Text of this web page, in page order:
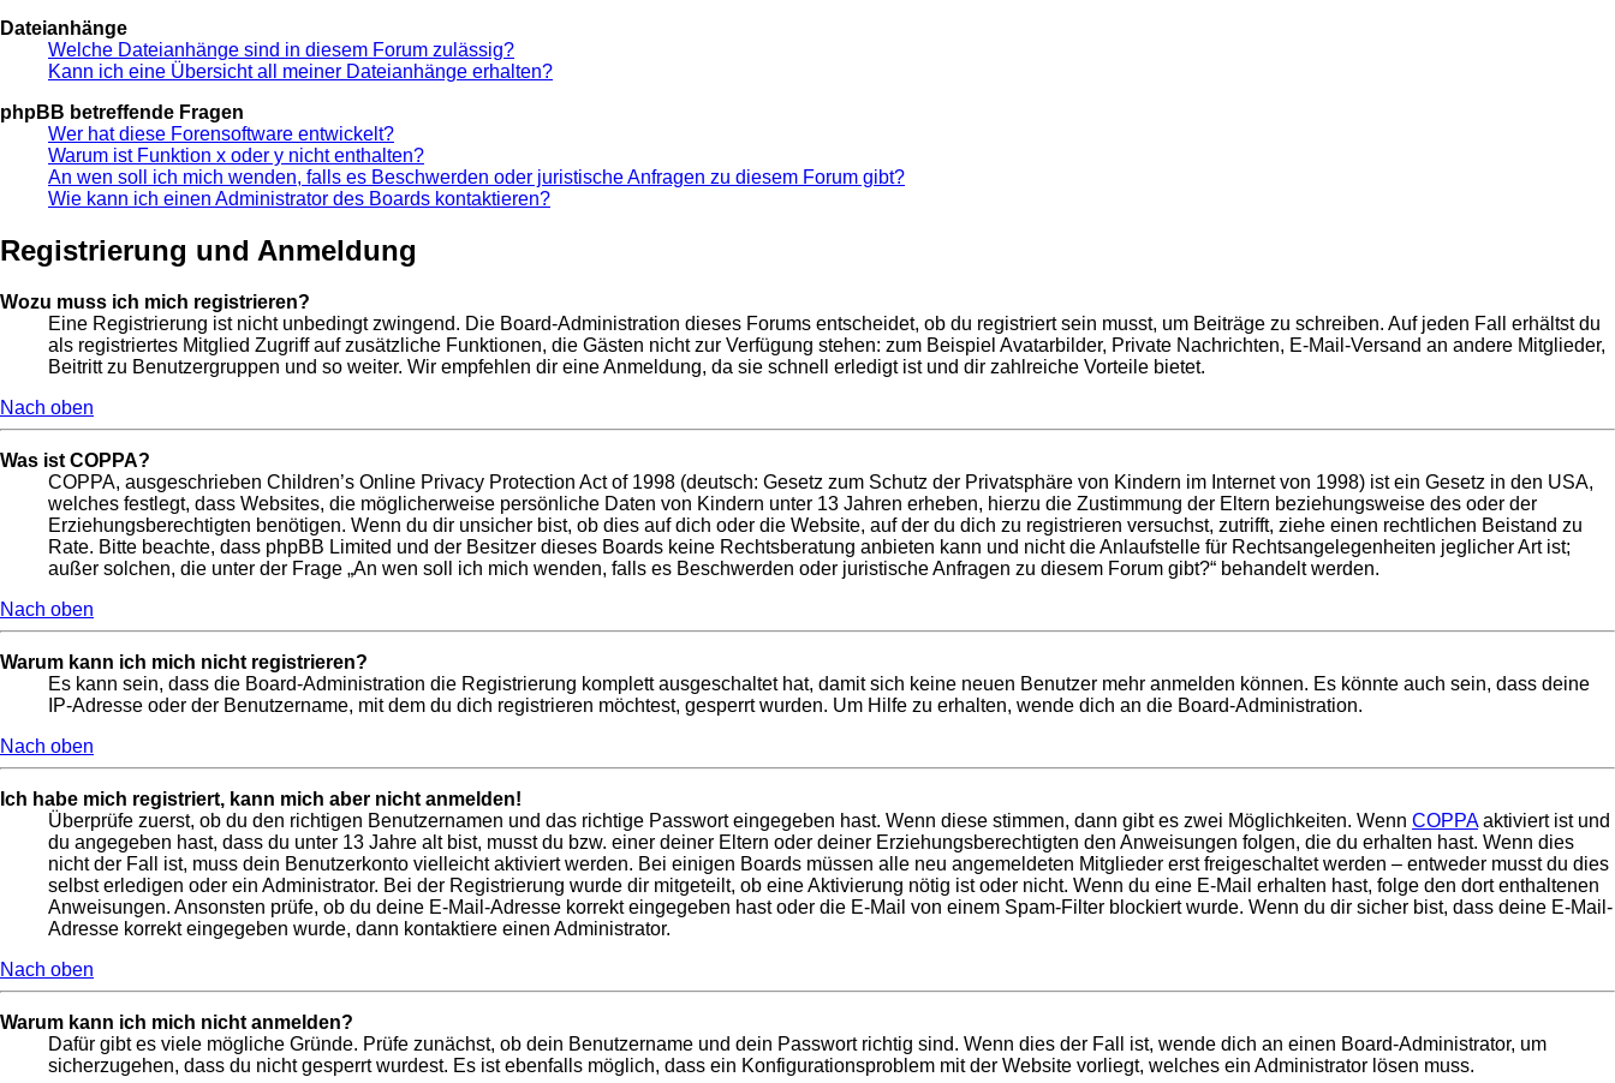
Dateianhänge
Welche Dateianhänge sind in diesem Forum zulässig?
Kann ich eine Übersicht all meiner Dateianhänge erhalten?
phpBB betreffende Fragen
Wer hat diese Forensoftware entwickelt?
Warum ist Funktion x oder y nicht enthalten?
An wen soll ich mich wenden, falls es Beschwerden oder juristische Anfragen zu diesem Forum gibt?
Wie kann ich einen Administrator des Boards kontaktieren?
Registrierung und Anmeldung
Wozu muss ich mich registrieren?
Eine Registrierung ist nicht unbedingt zwingend. Die Board-Administration dieses Forums entscheidet, ob du registriert sein musst, um Beiträge zu schreiben. Auf jeden Fall erhältst du
als registriertes Mitglied Zugriff auf zusätzliche Funktionen, die Gästen nicht zur Verfügung stehen: zum Beispiel Avatarbilder, Private Nachrichten, E-Mail-Versand an andere Mitglieder,
Beitritt zu Benutzergruppen und so weiter. Wir empfehlen dir eine Anmeldung, da sie schnell erledigt ist und dir zahlreiche Vorteile bietet.
Nach oben
Was ist COPPA?
COPPA, ausgeschrieben Children’s Online Privacy Protection Act of 1998 (deutsch: Gesetz zum Schutz der Privatsphäre von Kindern im Internet von 1998) ist ein Gesetz in den USA,
welches festlegt, dass Websites, die möglicherweise persönliche Daten von Kindern unter 13 Jahren erheben, hierzu die Zustimmung der Eltern beziehungsweise des oder der
Erziehungsberechtigten benötigen. Wenn du dir unsicher bist, ob dies auf dich oder die Website, auf der du dich zu registrieren versuchst, zutrifft, ziehe einen rechtlichen Beistand zu
Rate. Bitte beachte, dass phpBB Limited und der Besitzer dieses Boards keine Rechtsberatung anbieten kann und nicht die Anlaufstelle für Rechtsangelegenheiten jeglicher Art ist;
außer solchen, die unter der Frage „An wen soll ich mich wenden, falls es Beschwerden oder juristische Anfragen zu diesem Forum gibt?“ behandelt werden.
Nach oben
Warum kann ich mich nicht registrieren?
Es kann sein, dass die Board-Administration die Registrierung komplett ausgeschaltet hat, damit sich keine neuen Benutzer mehr anmelden können. Es könnte auch sein, dass deine
IP-Adresse oder der Benutzername, mit dem du dich registrieren möchtest, gesperrt wurden. Um Hilfe zu erhalten, wende dich an die Board-Administration.
Nach oben
Ich habe mich registriert, kann mich aber nicht anmelden!
Überprüfe zuerst, ob du den richtigen Benutzernamen und das richtige Passwort eingegeben hast. Wenn diese stimmen, dann gibt es zwei Möglichkeiten. Wenn COPPAaktiviert ist und
du angegeben hast, dass du unter 13 Jahre alt bist, musst du bzw. einer deiner Eltern oder deiner Erziehungsberechtigten den Anweisungen folgen, die du erhalten hast. Wenn dies
nicht der Fall ist, muss dein Benutzerkonto vielleicht aktiviert werden. Bei einigen Boards müssen alle neu angemeldeten Mitglieder erst freigeschaltet werden – entweder musst du dies
selbst erledigen oder ein Administrator. Bei der Registrierung wurde dir mitgeteilt, ob eine Aktivierung nötig ist oder nicht. Wenn du eine E-Mail erhalten hast, folge den dort enthaltenen
Anweisungen. Ansonsten prüfe, ob du deine E-Mail-Adresse korrekt eingegeben hast oder die E-Mail von einem Spam-Filter blockiert wurde. Wenn du dir sicher bist, dass deine E-Mail-
Adresse korrekt eingegeben wurde, dann kontaktiere einen Administrator.
Nach oben
Warum kann ich mich nicht anmelden?
Dafür gibt es viele mögliche Gründe. Prüfe zunächst, ob dein Benutzername und dein Passwort richtig sind. Wenn dies der Fall ist, wende dich an einen Board-Administrator, um
sicherzugehen, dass du nicht gesperrt wurdest. Es ist ebenfalls möglich, dass ein Konfigurationsproblem mit der Website vorliegt, welches ein Administrator lösen muss.